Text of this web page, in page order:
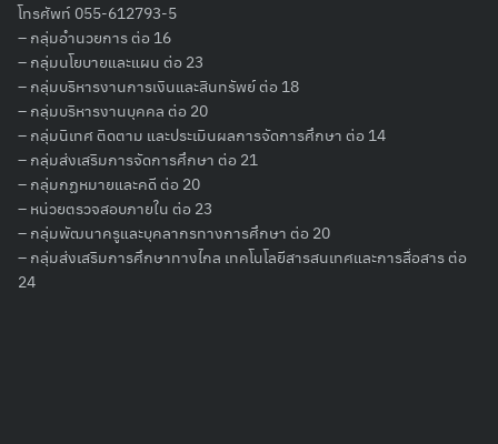
โทรศัพท์ 055-612793-5
– กลุ่มอำนวยการ ต่อ 16
– กลุ่มนโยบายและแผน ต่อ 23
– กลุ่มบริหารงานการเงินและสินทรัพย์ ต่อ 18
– กลุ่มบริหารงานบุคคล ต่อ 20
– กลุ่มนิเทศ ติดตาม และประเมินผลการจัดการศึกษา ต่อ 14
– กลุ่มส่งเสริมการจัดการศึกษา ต่อ 21
– กลุ่มกฏหมายและคดี ต่อ 20
– หน่วยตรวจสอบภายใน ต่อ 23
– กลุ่มพัฒนาครูและบุคลากรทางการศึกษา ต่อ 20
– กลุ่มส่งเสริมการศึกษาทางไกล เทคโนโลยีสารสนเทศและการสื่อสาร ต่อ
24